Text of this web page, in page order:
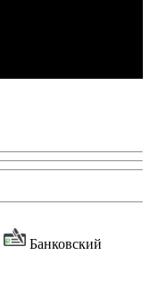
Банковский